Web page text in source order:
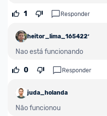
1 Responder
heitor_lima_1654221
Nao está funcionando
0 Responder
juda_holanda
Não funcionou